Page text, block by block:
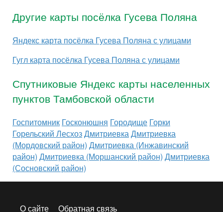
Другие карты посёлка Гусева Поляна
Яндекс карта посёлка Гусева Поляна с улицами
Гугл карта посёлка Гусева Поляна с улицами
Спутниковые Яндекс карты населенных
пунктов Тамбовской области
Госпитомник Госконюшня Городище Горки
Горельский ЛесхозДмитриевка Дмитриевка
(Мордовский район) Дмитриевка (Инжавинский
район) Дмитриевка (Моршанский район) Дмитриевка
(Сосновский район)
О сайте Обратная связь